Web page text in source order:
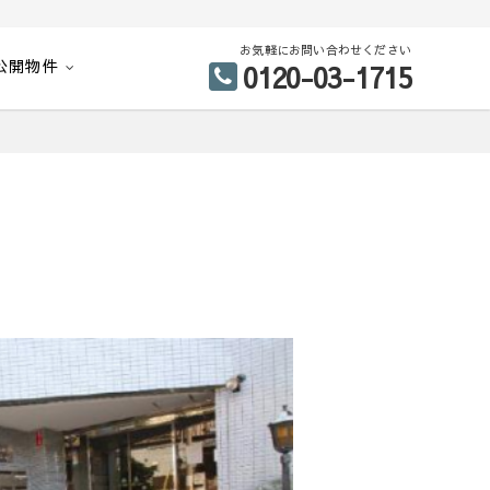
開物件
お気軽にお問い合わせください
0120-03-1715